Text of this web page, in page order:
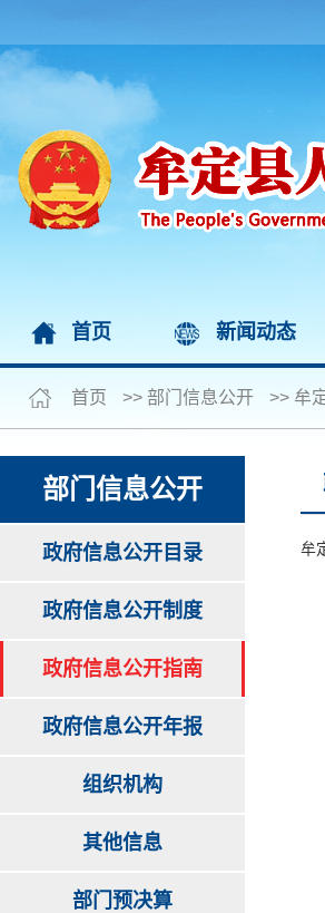
首页 新闻动态
首页 >> 部门信息公开 >> 牟
部门信息公开
政府信息公开目录
政府信息公开制度
政府信息公开指南
政府信息公开年报
组织机构
其他信息
部门预决算
牟